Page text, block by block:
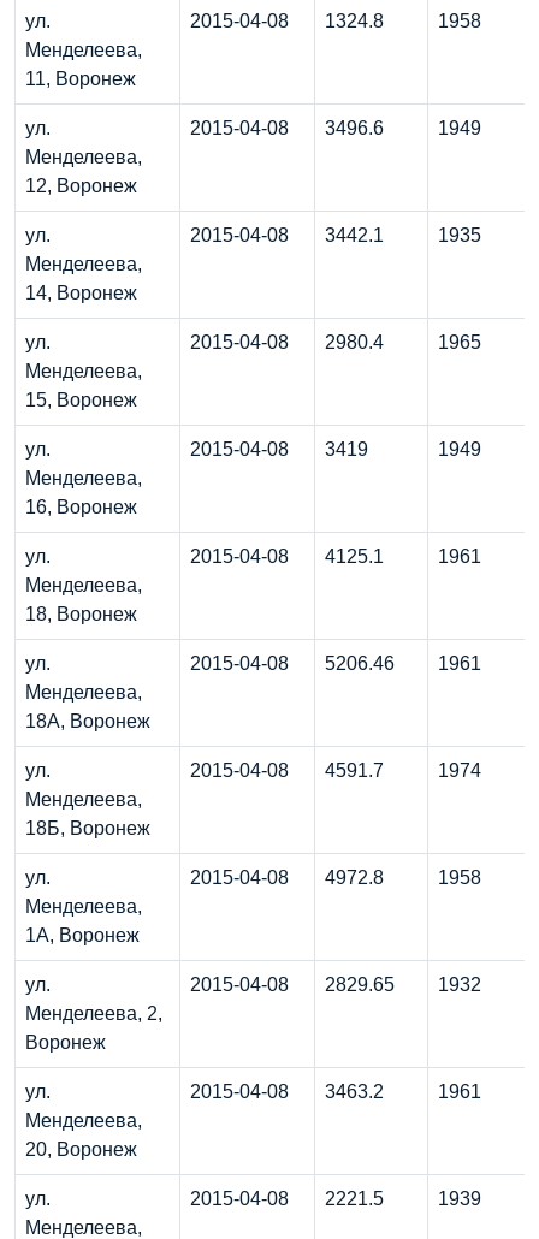
ул.
Менделеева,
11, Воронеж
2015-04-08 1324.8 1958
ул.
Менделеева,
12, Воронеж
2015-04-08 3496.6 1949
ул.
Менделеева,
14, Воронеж
2015-04-08 3442.1 1935
ул.
Менделеева,
15, Воронеж
2015-04-08 2980.4 1965
ул.
Менделеева,
16, Воронеж
2015-04-08 3419 1949
ул.
Менделеева,
18, Воронеж
2015-04-08 4125.1 1961
ул.
Менделеева,
18А, Воронеж
2015-04-08 5206.46 1961
ул.
Менделеева,
18Б, Воронеж
2015-04-08 4591.7 1974
ул.
Менделеева,
1А, Воронеж
2015-04-08 4972.8 1958
ул.
Менделеева, 2,
Воронеж
2015-04-08 2829.65 1932
ул.
Менделеева,
20, Воронеж
2015-04-08 3463.2 1961
ул.
Менделеева,
2015-04-08 2221.5 1939